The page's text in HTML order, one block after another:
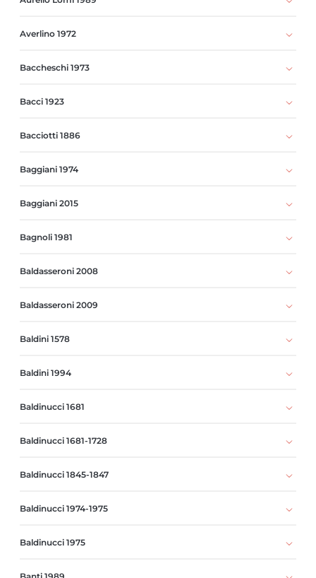
Averlino 1972
Baccheschi 1973
Bacci 1923
Bacciotti 1886
Baggiani 1974
Baggiani 2015
Bagnoli 1981
Baldasseroni 2008
Baldasseroni 2009
Baldini 1578
Baldini 1994
Baldinucci 1681
Baldinucci 1681-1728
Baldinucci 1845-1847
Baldinucci 1974-1975
Baldinucci 1975